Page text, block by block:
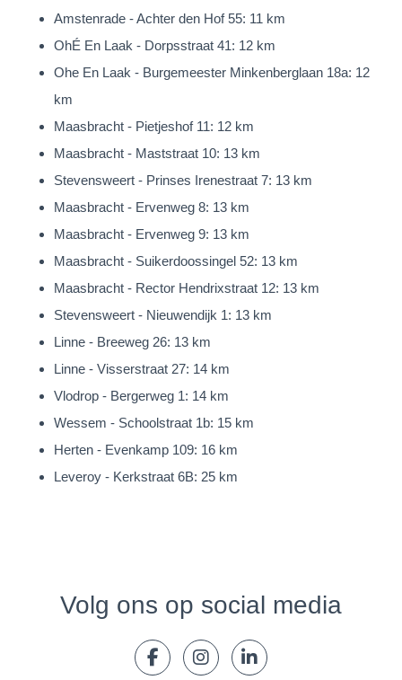
Amstenrade - Achter den Hof 55: 11 km
OhÉ En Laak - Dorpsstraat 41: 12 km
Ohe En Laak - Burgemeester Minkenberglaan 18a: 12
km
Maasbracht - Pietjeshof 11: 12 km
Maasbracht - Maststraat 10: 13 km
Stevensweert - Prinses Irenestraat 7: 13 km
Maasbracht - Ervenweg 8: 13 km
Maasbracht - Ervenweg 9: 13 km
Maasbracht - Suikerdoossingel 52: 13 km
Maasbracht - Rector Hendrixstraat 12: 13 km
Stevensweert - Nieuwendijk 1: 13 km
Linne - Breeweg 26: 13 km
Linne - Visserstraat 27: 14 km
Vlodrop - Bergerweg 1: 14 km
Wessem - Schoolstraat 1b: 15 km
Herten - Evenkamp 109: 16 km
Leveroy - Kerkstraat 6B: 25 km
Volg ons op social media